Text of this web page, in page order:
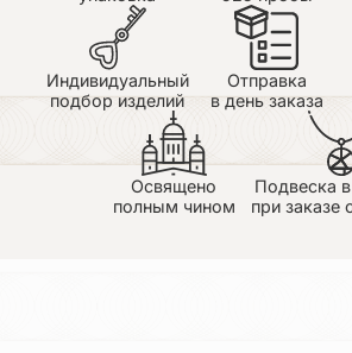
Индивидуальный
подбор изделий
Отправка
в день заказа
Освящено
полным чином
Подвеска
при заказе